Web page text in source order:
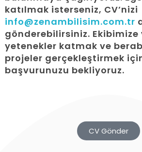
katılmak isterseniz, CV’nizi
info@zenambilisim.com.tr
gönderebilirsiniz. Ekibimize
yetenekler katmak ve
projeler gerçekleştirmek için
başvurunuzu bekliyoruz.
CV Gönder